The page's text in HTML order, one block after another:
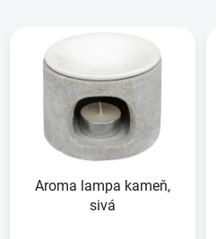
Aroma lampa kameň,
sivá